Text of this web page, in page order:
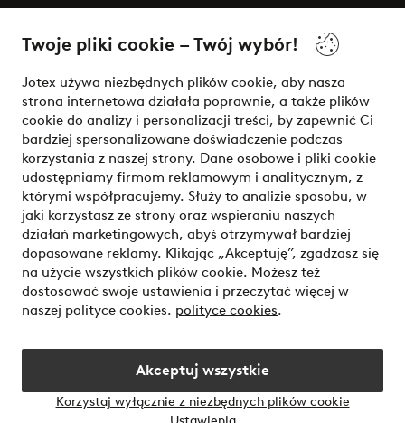
Twoje pliki cookie – Twój wybór!
Jotex używa niezbędnych plików cookie, aby nasza
strona internetowa działała poprawnie, a także plików
cookie do analizy i personalizacji treści, by zapewnić Ci
bardziej spersonalizowane doświadczenie podczas
korzystania z naszej strony. Dane osobowe i pliki cookie
udostępniamy firmom reklamowym i analitycznym, z
którymi współpracujemy. Służy to analizie sposobu, w
jaki korzystasz ze strony oraz wspieraniu naszych
działań marketingowych, abyś otrzymywał bardziej
dopasowane reklamy. Klikając „Akceptuję”, zgadzasz się
na użycie wszystkich plików cookie. Możesz też
dostosować swoje ustawienia i przeczytać więcej w
naszej polityce cookies. polityce cookies.
Akceptuj wszystkie
Korzystaj wyłącznie z niezbędnych plików cookie
Warunki
Bezpieczne płatności - zapłać teraz lub podziel się
Chcesz dowiedzieć się więcej o naszych opcjach płatności